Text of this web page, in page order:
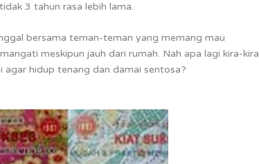
3 tahun rasa lebih lama.
bersama teman-teman yang memang mau
meskipun jauh dari rumah. Nah apa lagi kira-kira
agar hidup tenang dan damai sentosa?